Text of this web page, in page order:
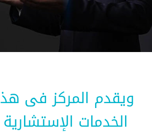
ويقدم المركز فى
الخدمات الإستشارية